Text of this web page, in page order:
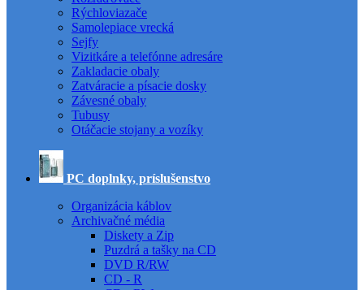
Rýchloviazače
Samolepiace vrecká
Sejfy
Vizitkáre a telefónne adresáre
Zakladacie obaly
Zatváracie a písacie dosky
Závesné obaly
Tubusy
Otáčacie stojany a vozíky
PC doplnky, príslušenstvo
Organizácia káblov
Archivačné média
Diskety a Zip
Puzdrá a tašky na CD
DVD R/RW
CD - R